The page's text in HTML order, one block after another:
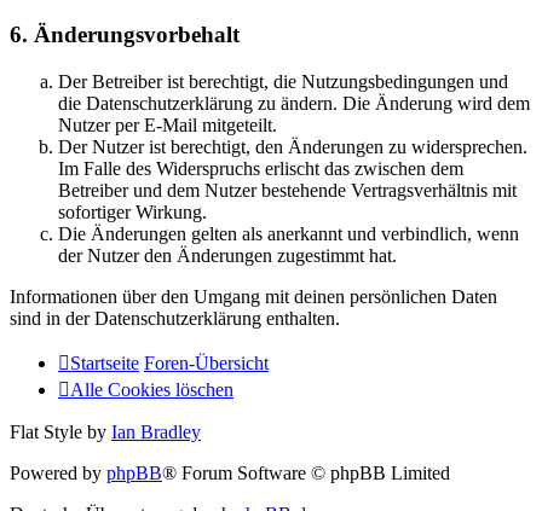
6. Änderungsvorbehalt
Der Betreiber ist berechtigt, die Nutzungsbedingungen und
die Datenschutzerklärung zu ändern. Die Änderung wird dem
Nutzer per E-Mail mitgeteilt.
Der Nutzer ist berechtigt, den Änderungen zu widersprechen.
Im Falle des Widerspruchs erlischt das zwischen dem
Betreiber und dem Nutzer bestehende Vertragsverhältnis mit
sofortiger Wirkung.
Die Änderungen gelten als anerkannt und verbindlich, wenn
der Nutzer den Änderungen zugestimmt hat.
Informationen über den Umgang mit deinen persönlichen Daten
sind in der Datenschutzerklärung enthalten.
Startseite Foren-Übersicht
Alle Cookies löschen
Flat Style by Ian Bradley
Powered by phpBB® Forum Software © phpBB Limited